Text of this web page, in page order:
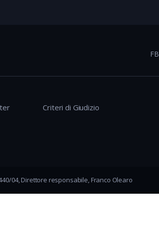
FB
Criteri di Giudizio
04, Direttore responsabile, Franco Olearo